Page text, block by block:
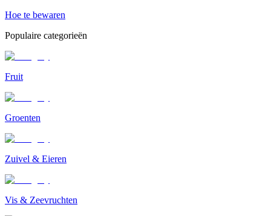
Hoe te bewaren
Populaire categorieën
Fruit
Groenten
Zuivel & Eieren
Vis & Zeevruchten